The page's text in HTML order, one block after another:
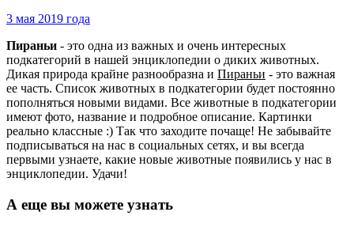
3 мая 2019 года
Пираньи - это одна из важных и очень интересных
подкатегорий в нашей энциклопедии о диких животных.
Дикая природа крайне разнообразна и Пираньи - это важная
ее часть. Список животных в подкатегории будет постоянно
пополняться новыми видами. Все животные в подкатегории
имеют фото, название и подробное описание. Картинки
реально классные :) Так что заходите почаще! Не забывайте
подписываться на нас в социальных сетях, и вы всегда
первыми узнаете, какие новые животные появились у нас в
энциклопедии. Удачи!
А еще вы можете узнать